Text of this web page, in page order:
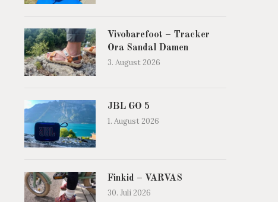
Vivobarefoot – Tracker
Ora Sandal Damen
3. August 2026
JBL GO 5
1. August 2026
Finkid – VARVAS
30. Juli 2026